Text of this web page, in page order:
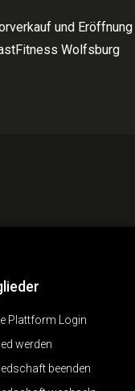
und Eröffnung
Wolfsburg
Plattform Login
werden
beenden